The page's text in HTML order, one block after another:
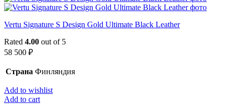
Vertu Signature S Design Gold Ultimate Black Leather
Rated 4.00 out of 5
58 500 ₽
Страна Финляндия
Add to wishlist
Add to cart